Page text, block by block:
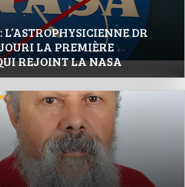
DR
LA PREMIÈRE
REJOINT LA NASA
0